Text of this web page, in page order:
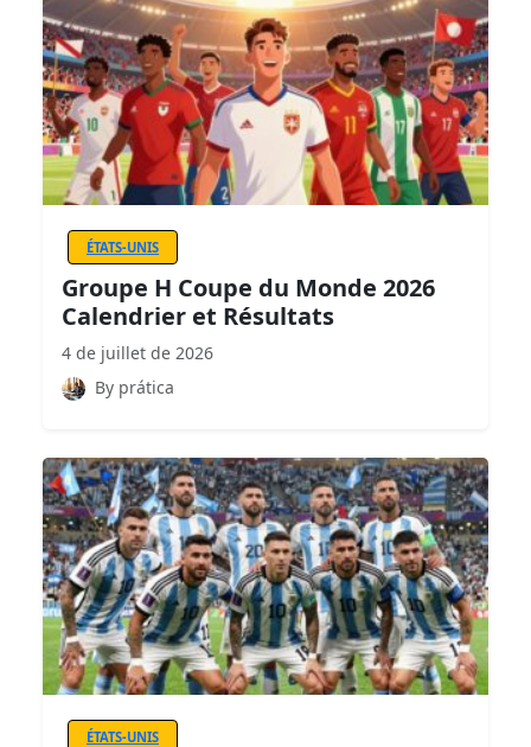
ÉTATS-UNIS
Groupe H Coupe du Monde 2026
Calendrier et Résultats
4 de juillet de 2026
By prática
ÉTATS-UNIS